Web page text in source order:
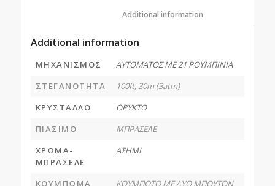
Additional information
ΜΗΧΑΝΙΣΜΟΣ
ΑΥΤΟΜΑΤΟΣ ΜΕ 21 ΡΟΥΜΠΙΝΙΑ
ΣΤΕΓΑΝΟΤΗΤΑ
100ft, 30m (3atm)
ΚΡΥΣΤΑΛΛΟ
ΟΡΥΚΤΟ
ΠΙΑΣΙΜΟ
ΜΠΡΑΣΕΛΕ
ΧΡΩΜΑ-
ΜΠΡΑΣΕΛΕ
ΑΣΗΜΙ
ΚΟΥΜΠΩΜΑ
ΚΟΥΜΠΩΤΟ ΜΕ ΔΥΟ ΜΠΟΥΤΟΝ